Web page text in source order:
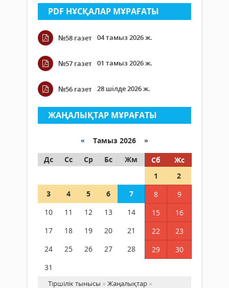
PDF НҰСҚАЛАР МҰРАҒАТЫ
№58 газет 04 тамыз 2026 ж.
№57 газет 01 тамыз 2026 ж.
№56 газет 28 шілде 2026 ж.
ЖАҢАЛЫҚТАР МҰРАҒАТЫ
« Тамыз 2026 »
Дс
Сс Ср Бс Жм Сб
Жс
1
2
3
4 5 6 7 8
9
10
11 12 13 14 15
16
17
18 19 20 21 22
23
24
25 26 27 28 29
30
31
Тіршілік тынысы »Жаңалықтар »